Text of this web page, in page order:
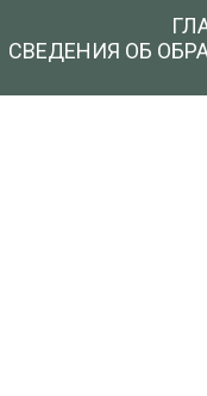
СВЕДЕНИЯ ОБ